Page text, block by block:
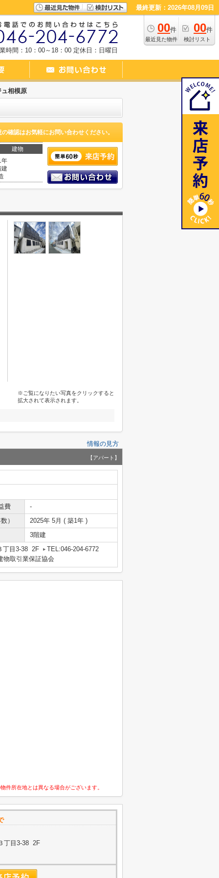
最終更新：2026年08月09日
00件
最近見た物件
00件
検討リスト
時間：10：00～18：00 定休日：日曜日
相模原
の確認はお気軽にお問い合わせください。
建物
年
建
※ご覧になりたい写真をクリックすると
拡大されて表示されます。
情報の見方
【アパート】
費
-
）
2025年 5月 ( 築1年 )
3階建
丁目3-38 2F
TEL:046-204-6772
物取引業保証協会
件所在地とは異なる場合がございます。
丁目3-38 2F